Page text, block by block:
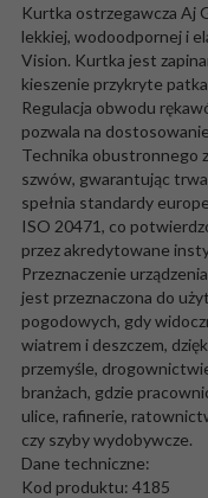
Kurtka ostrzegawcza Aj
lekkiej, wodoodpornej i
Vision. Kurtka jest
kieszenie przykryte
Regulacja obwodu
pozwala na
Technika obustronnego
szwów, gwarantując
spełnia standardy
ISO 20471, co
przez akredytowane
Przeznaczenie
jest przeznaczona do
pogodowych, gdy
wiatrem i deszczem,
przemyśle,
branżach, gdzie
ulice, rafinerie,
czy szyby wydobywcze.
Dane techniczne:
Kod produktu: 4185